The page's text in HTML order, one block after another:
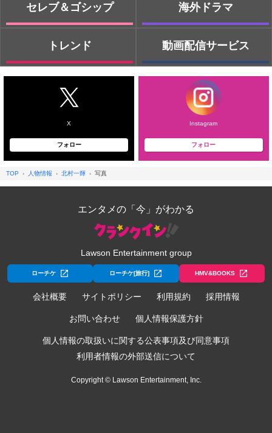
セレブ＆ゴシップ
トレンド
海外ドラマ
動画配信サービス
X
フォロー
Instagram
フォロー
TOP 人物情報 北村一輝 写真
エンタメの「今」がわかる
Lawson Entertainment group
ローチケ ローチケ[旅行] HMV&BOOKS
会社概要 サイトポリシー 利用規約 採用情報
お問い合わせ 個人情報保護方針
個人情報の取扱いに関する公表事項及び同意事項
利用者情報の外部送信について
Copyright © Lawson Entertainment, Inc.